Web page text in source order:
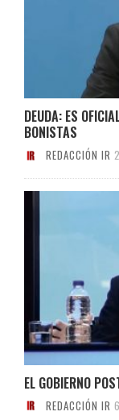
DEUDA: ES
BONISTAS
REDACCIÓN IR
EL GOBIERNO
REDACCIÓN IR